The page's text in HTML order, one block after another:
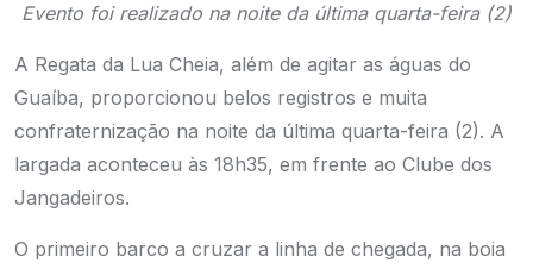
Evento foi realizado na noite da última quarta-feira (2)
A Regata da Lua Cheia, além de agitar as águas do
Guaíba, proporcionou belos registros e muita
confraternização na noite da última quarta-feira (2). A
largada aconteceu às 18h35, em frente ao Clube dos
Jangadeiros.
O primeiro barco a cruzar a linha de chegada, na boia